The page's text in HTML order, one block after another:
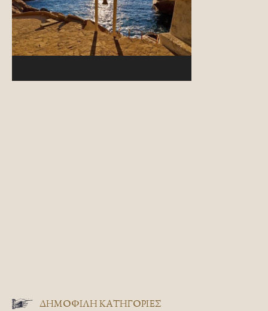
ΔΗΜΟΦΙΛΗ ΚΑΤΗΓΟΡΙΕΣ